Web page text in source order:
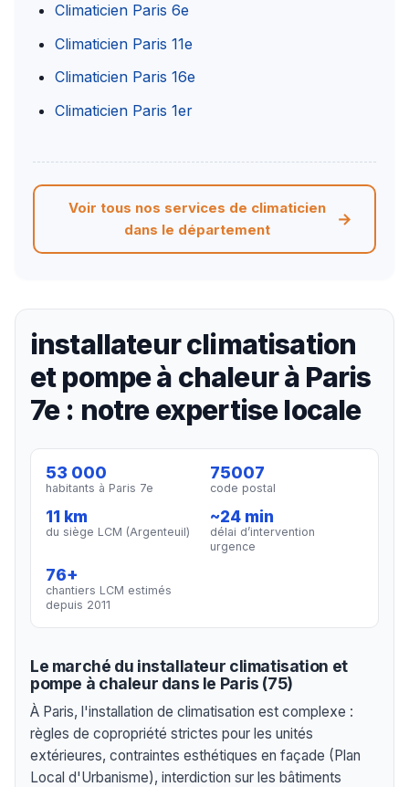
Climaticien Paris 6e
Climaticien Paris 11e
Climaticien Paris 16e
Climaticien Paris 1er
Voir tous nos services de climaticien
dans le département
installateur climatisation
et pompe à chaleur à Paris
7e : notre expertise locale
53 000
habitants à Paris 7e
75007
code postal
11 km
du siège LCM (Argenteuil)
~24 min
délai d’intervention
urgence
76+
chantiers LCM estimés
depuis 2011
Le marché du installateur climatisation et
pompe à chaleur dans le Paris (75)
À Paris, l'installation de climatisation est complexe :
règles de copropriété strictes pour les unités
extérieures, contraintes esthétiques en façade (Plan
Local d'Urbanisme), interdiction sur les bâtiments